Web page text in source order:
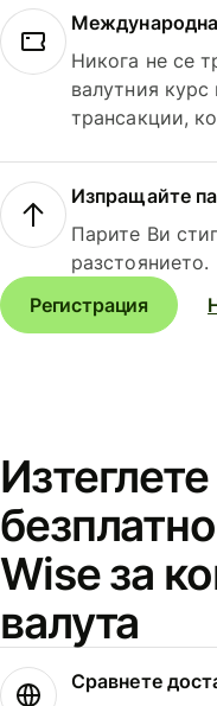
Никога не се
валутния
трансакции,
Изпращайте
Парите Ви
разстоянието.
Регистрация
Wise за
валута
Сравнете